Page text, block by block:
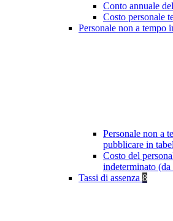
Conto annuale
Costo personale
Personale non a tempo
Personale non a
pubblicare in
Costo del
indeterminato
Tassi di assenza 8